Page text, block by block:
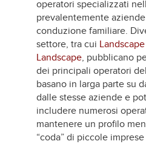
operatori specializzati
prevalentemente
conduzione familiare.
settore, tra cui
Landscape, pubblicano
dei principali operatori
basano in larga parte su
dalle stesse aziende e
includere numerosi
mantenere un profilo
“coda” di piccole